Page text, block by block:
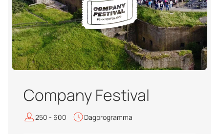
Company Festival
250 - 600 Dagprogramma